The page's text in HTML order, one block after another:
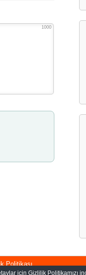
1000
Politikası
için Gizlilik Politikamızı